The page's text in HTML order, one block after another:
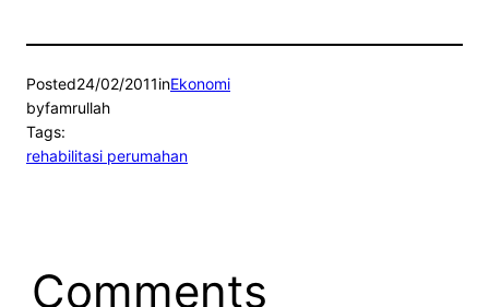
Posted24/02/2011inEkonomi
byfamrullah
Tags:
rehabilitasi perumahan
Comments